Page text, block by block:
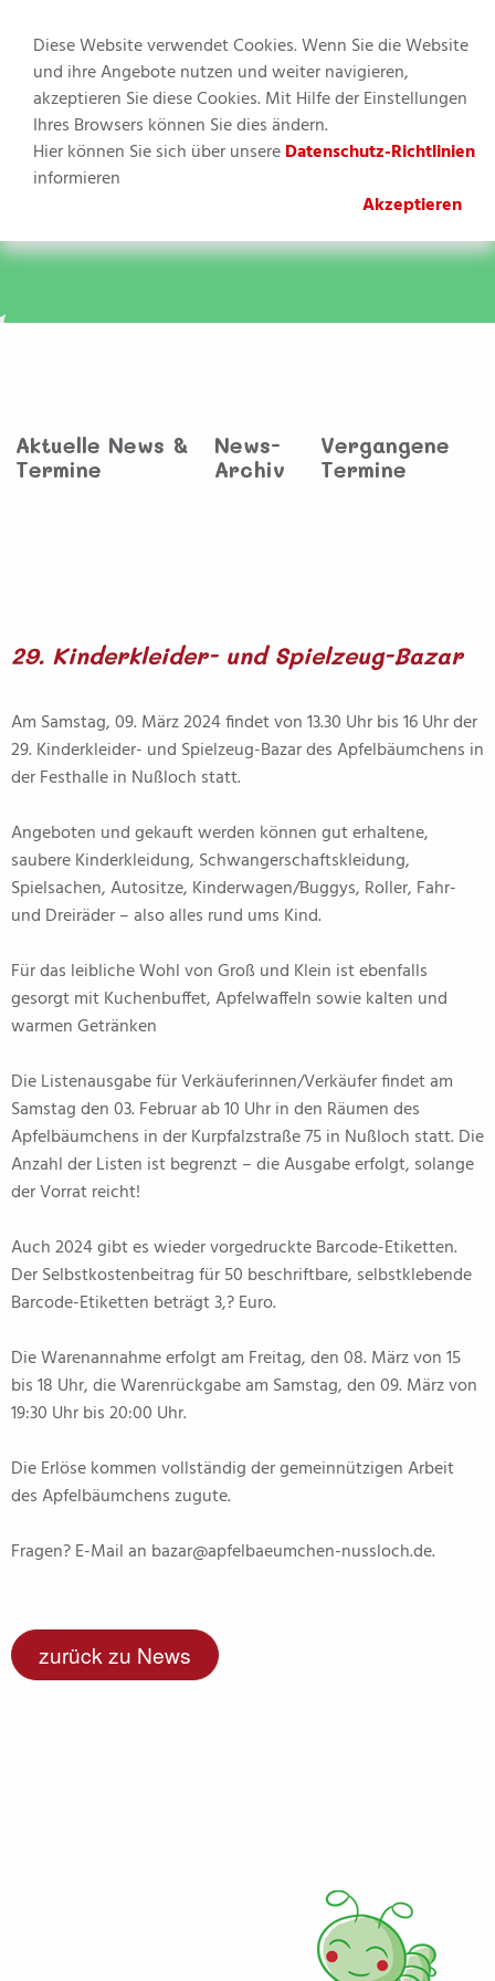
MENU
Diese Website verwendet Cookies. Wenn Sie die Website
und ihre Angebote nutzen und weiter navigieren,
akzeptieren Sie diese Cookies. Mit Hilfe der Einstellungen
Ihres Browsers können Sie dies ändern.
Hier können Sie sich über unsereDatenschutz-Richtlinien
informieren
Akzeptieren
Sie befinden sich hier: Kinderbetreuung»Hort
Schillerschule»
Aktuelle News &
Termine
News-
Archiv
Vergangene
Termine
29. Kinderkleider- und Spielzeug-Bazar
Am Samstag, 09. März 2024 findet von 13.30 Uhr bis 16 Uhr der
29. Kinderkleider- und Spielzeug-Bazar des Apfelbäumchens in
der Festhalle in Nußloch statt.
Angeboten und gekauft werden können gut erhaltene,
saubere Kinderkleidung, Schwangerschaftskleidung,
Spielsachen, Autositze, Kinderwagen/Buggys, Roller, Fahr-
und Dreiräder – also alles rund ums Kind.
Für das leibliche Wohl von Groß und Klein ist ebenfalls
gesorgt mit Kuchenbuffet, Apfelwaffeln sowie kalten und
warmen Getränken
Die Listenausgabe für Verkäuferinnen/Verkäufer findet am
Samstag den 03. Februar ab 10 Uhr in den Räumen des
Apfelbäumchens in der Kurpfalzstraße 75 in Nußloch statt. Die
Anzahl der Listen ist begrenzt – die Ausgabe erfolgt, solange
der Vorrat reicht!
Auch 2024 gibt es wieder vorgedruckte Barcode-Etiketten.
Der Selbstkostenbeitrag für 50 beschriftbare, selbstklebende
Barcode-Etiketten beträgt 3,? Euro.
Die Warenannahme erfolgt am Freitag, den 08. März von 15
bis 18 Uhr, die Warenrückgabe am Samstag, den 09. März von
19:30 Uhr bis 20:00 Uhr.
Die Erlöse kommen vollständig der gemeinnützigen Arbeit
des Apfelbäumchens zugute.
Fragen? E-Mail an bazar@apfelbaeumchen-nussloch.de.
zurück zu News